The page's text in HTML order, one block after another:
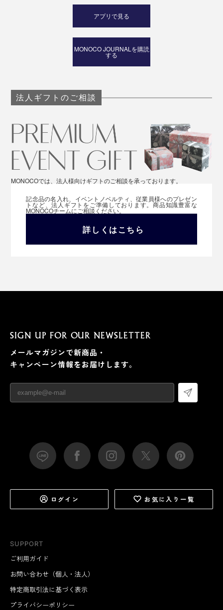
アプリで見る
MONOCO JOURNALを購読
する
法人ギフトのご相談
MONOCOでは、法人様向けギフトのご相談を承っております。
記念品の名入れ、イベントノベルティ、従業員様へのプレゼン
トなど、法人ギフトをご準備しております。商品知識豊富な
MONOCOチームにご相談ください。
詳しくはこちら
SUPPORT
ご利用ガイド
お問い合わせ（個人・法人）
特定商取引法に基づく表示
プライバシーポリシー
SIGN UP FOR OUR NEWSLETTER
メールマガジンで新商品・
キャンペーン情報をお届けします。
ログイン お気に入り一覧